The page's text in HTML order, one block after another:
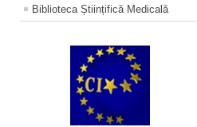
Biblioteca Științifică Medicală